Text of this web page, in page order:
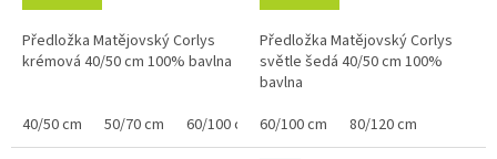
Předložka Matějovský Corlys
krémová 40/50 cm 100% bavlna
40/50 cm 50/70 cm 60/100 cm 80/120 cm
Předložka Matějovský Corlys
světle šedá 40/50 cm 100%
bavlna
60/100 cm
80/120 cm